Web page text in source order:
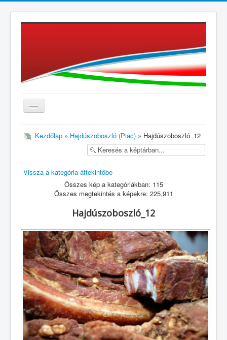
≡
Kezdőlap » Hajdúszoboszló (Piac) » Hajdúszoboszló_12
Vissza a kategória áttekintőbe
Összes kép a kategóriákban: 115
Összes megtekintés a képekre: 225,911
Hajdúszoboszló_12